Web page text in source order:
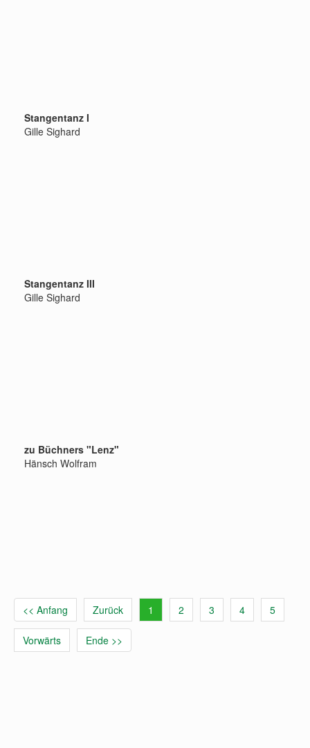
Stangentanz I
Gille Sighard
Stangentanz III
Gille Sighard
zu Büchners "Lenz"
Hänsch Wolfram
<< Anfang Zurück 1 2 3 4 5
Vorwärts Ende >>